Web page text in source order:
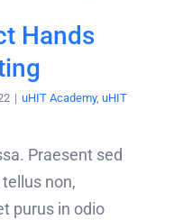
Hands
| uHIT Academy, uHIT
Praesent sed
non,
purus in odio